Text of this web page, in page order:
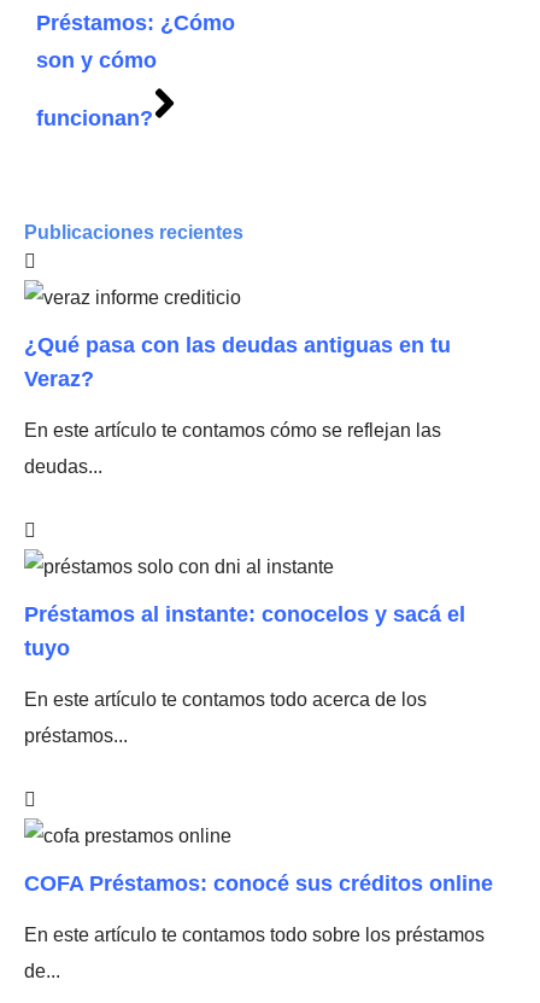
Préstamos: ¿Cómo
son y cómo
funcionan?
Publicaciones recientes
¿Qué pasa con las deudas antiguas en tu
Veraz?
En este artículo te contamos cómo se reflejan las
deudas...
Préstamos al instante: conocelos y sacá el
tuyo
En este artículo te contamos todo acerca de los
préstamos...
COFA Préstamos: conocé sus créditos online
En este artículo te contamos todo sobre los préstamos
de...